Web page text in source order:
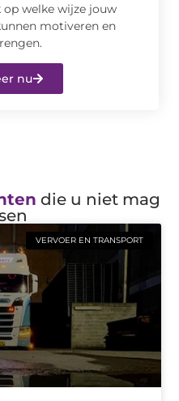
welke wijze jouw
motiveren en
nu
die u niet mag
VERVOER EN TRANSPORT